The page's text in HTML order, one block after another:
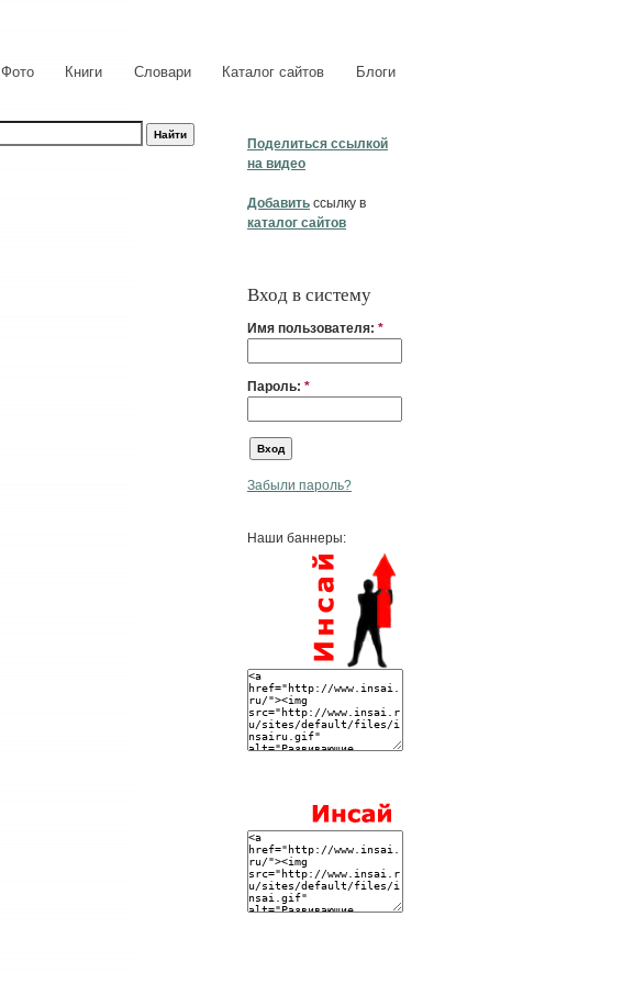
Фото Книги Словари Каталог сайтов Блоги
Поделиться ссылкой
на видео
Добавить ссылку в
каталог сайтов
Вход в систему
Имя пользователя: *
Пароль: *
Забыли пароль?
Наши баннеры: